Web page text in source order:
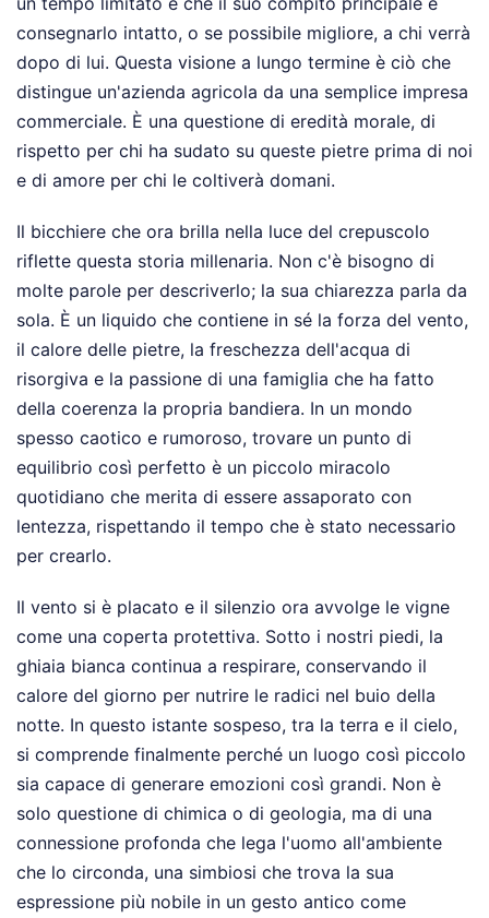
consegnarlo intatto, o se possibile migliore, a chi verrà
dopo di lui. Questa visione a lungo termine è ciò che
distingue un'azienda agricola da una semplice impresa
commerciale. È una questione di eredità morale, di
rispetto per chi ha sudato su queste pietre prima di noi
e di amore per chi le coltiverà domani.
Il bicchiere che ora brilla nella luce del crepuscolo
riflette questa storia millenaria. Non c'è bisogno di
molte parole per descriverlo; la sua chiarezza parla da
sola. È un liquido che contiene in sé la forza del vento,
il calore delle pietre, la freschezza dell'acqua di
risorgiva e la passione di una famiglia che ha fatto
della coerenza la propria bandiera. In un mondo
spesso caotico e rumoroso, trovare un punto di
equilibrio così perfetto è un piccolo miracolo
quotidiano che merita di essere assaporato con
lentezza, rispettando il tempo che è stato necessario
per crearlo.
Il vento si è placato e il silenzio ora avvolge le vigne
come una coperta protettiva. Sotto i nostri piedi, la
ghiaia bianca continua a respirare, conservando il
calore del giorno per nutrire le radici nel buio della
notte. In questo istante sospeso, tra la terra e il cielo,
si comprende finalmente perché un luogo così piccolo
sia capace di generare emozioni così grandi. Non è
solo questione di chimica o di geologia, ma di una
connessione profonda che lega l'uomo all'ambiente
che lo circonda, una simbiosi che trova la sua
espressione più nobile in un gesto antico come